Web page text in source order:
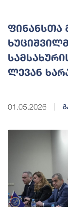
ფინანსთა
ლევან
01.05.2026